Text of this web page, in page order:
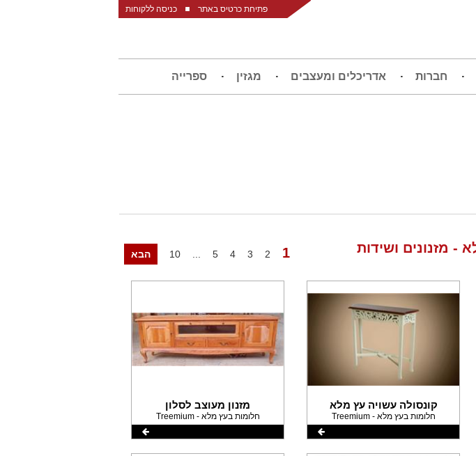
פתיחת כרטיס באתר כניסה ללקוחות
חברות אדריכלים ומעצבים מגזין ספרייה
1
2
3
4
5
10 הבא
קונסולה עשויה עץ מלא
Treemium - חלומות בעץ מלא
מזנון מעוצב לסלון
Treemium - חלומות בעץ מלא